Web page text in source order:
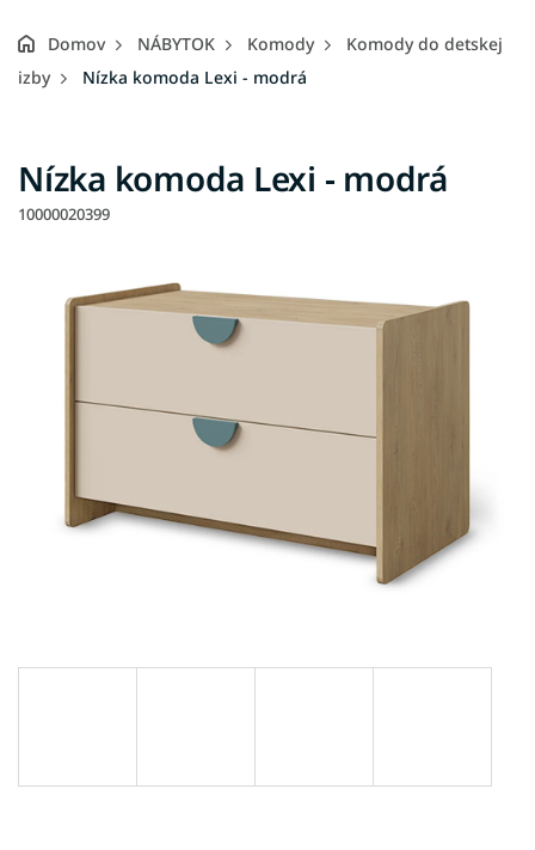
Domov NÁBYTOK Komody
Komody do detskej
izby
Nízka komoda Lexi - modrá
Nízka komoda Lexi - modrá
10000020399